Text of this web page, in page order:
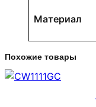
Материал
Похожие товары